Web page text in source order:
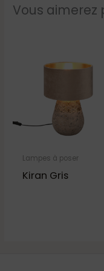
Vous aimerez
Lampes à poser
Kiran Gris